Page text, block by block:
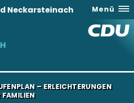
Neckarsteinach Menü
– ERLEICHTERUNGEN
FAMILIEN